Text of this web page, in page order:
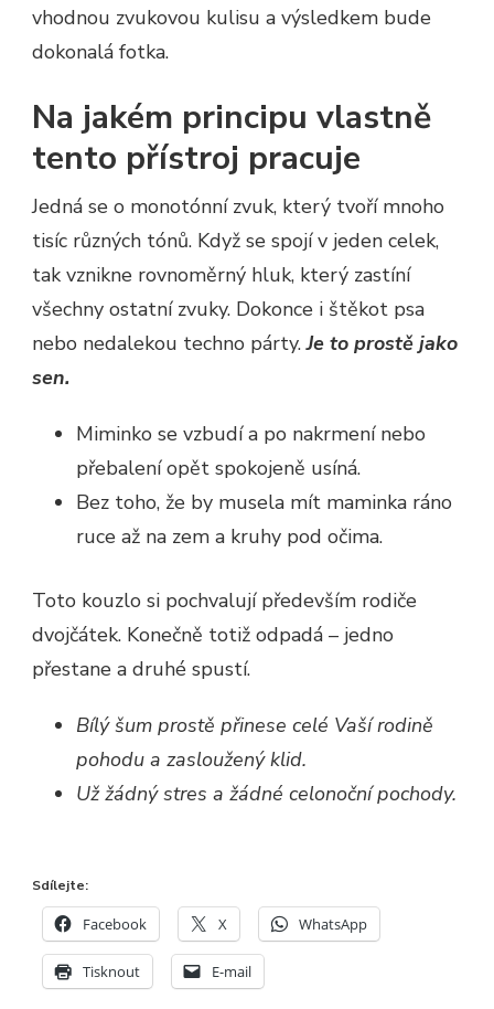
vhodnou zvukovou kulisu a výsledkem bude
dokonalá fotka.
Na jakém principu vlastně
tento přístroj pracuje
Jedná se o monotónní zvuk, který tvoří mnoho
tisíc různých tónů. Když se spojí v jeden celek,
tak vznikne rovnoměrný hluk, který zastíní
všechny ostatní zvuky. Dokonce i štěkot psa
nebo nedalekou techno párty.Je to prostě jako
sen.
Miminko se vzbudí a po nakrmení nebo
přebalení opět spokojeně usíná.
Bez toho, že by musela mít maminka ráno
ruce až na zem a kruhy pod očima.
Toto kouzlo si pochvalují především rodiče
dvojčátek. Konečně totiž odpadá – jedno
přestane a druhé spustí.
Bílý šum prostě přinese celé Vaší rodině
pohodu a zasloužený klid.
Už žádný stres a žádné celonoční pochody.
Sdílejte:
Facebook X WhatsApp
Tisknout E-mail